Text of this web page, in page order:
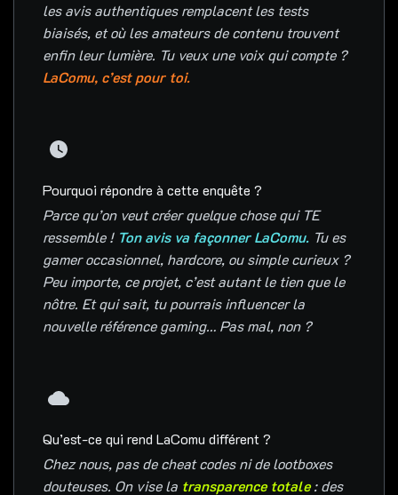
les avis authentiques remplacent les tests
biaisés, et où les amateurs de contenu trouvent
enfin leur lumière. Tu veux une voix qui compte ?
LaComu, c’est pour toi.
Pourquoi répondre à cette enquête ?
Parce qu’on veut créer quelque chose qui TE
ressemble ! Ton avis va façonner LaComu. Tu es
gamer occasionnel, hardcore, ou simple curieux ?
Peu importe, ce projet, c’est autant le tien que le
nôtre. Et qui sait, tu pourrais influencer la
nouvelle référence gaming… Pas mal, non ?
Qu’est-ce qui rend LaComu différent ?
Chez nous, pas de cheat codes ni de lootboxes
douteuses. On vise la transparence totale : des